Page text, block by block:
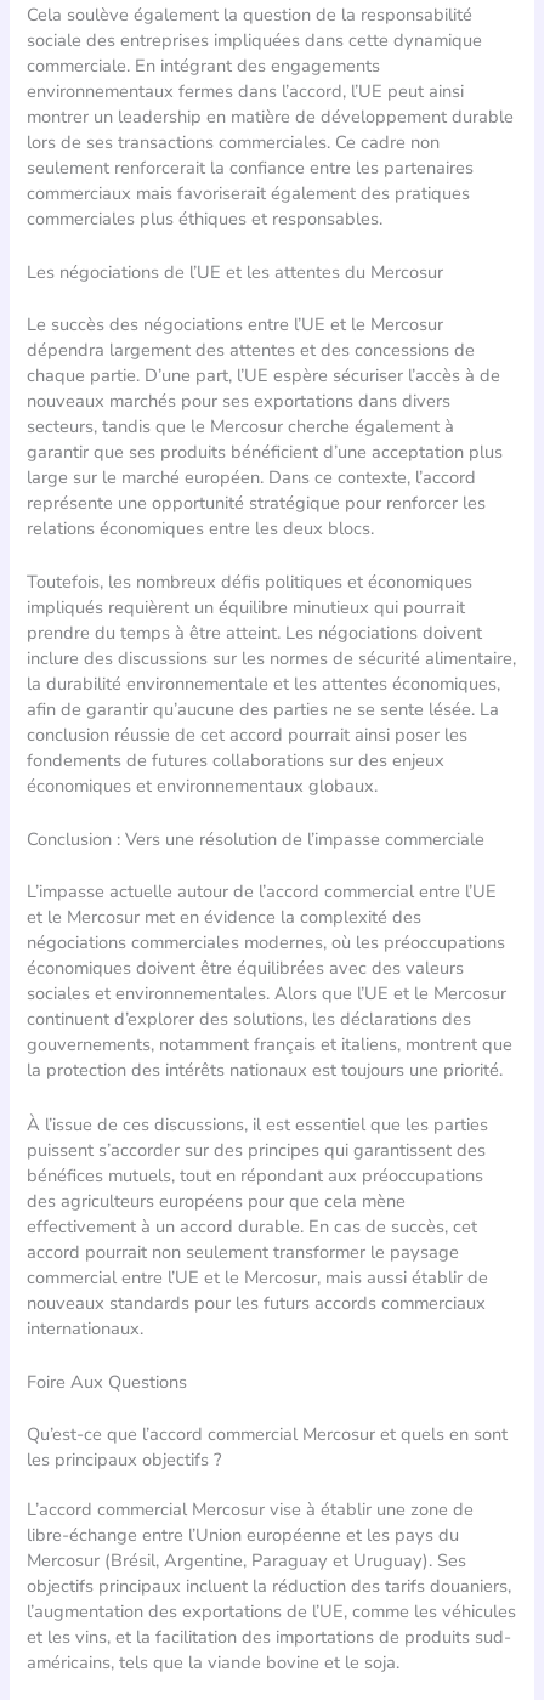
Cela soulève également la question de la responsabilité
sociale des entreprises impliquées dans cette dynamique
commerciale. En intégrant des engagements
environnementaux fermes dans l’accord, l’UE peut ainsi
montrer un leadership en matière de développement durable
lors de ses transactions commerciales. Ce cadre non
seulement renforcerait la confiance entre les partenaires
commerciaux mais favoriserait également des pratiques
commerciales plus éthiques et responsables.
Les négociations de l’UE et les attentes du Mercosur
Le succès des négociations entre l’UE et le Mercosur
dépendra largement des attentes et des concessions de
chaque partie. D’une part, l’UE espère sécuriser l’accès à de
nouveaux marchés pour ses exportations dans divers
secteurs, tandis que le Mercosur cherche également à
garantir que ses produits bénéficient d’une acceptation plus
large sur le marché européen. Dans ce contexte, l’accord
représente une opportunité stratégique pour renforcer les
relations économiques entre les deux blocs.
Toutefois, les nombreux défis politiques et économiques
impliqués requièrent un équilibre minutieux qui pourrait
prendre du temps à être atteint. Les négociations doivent
inclure des discussions sur les normes de sécurité alimentaire,
la durabilité environnementale et les attentes économiques,
afin de garantir qu’aucune des parties ne se sente lésée. La
conclusion réussie de cet accord pourrait ainsi poser les
fondements de futures collaborations sur des enjeux
économiques et environnementaux globaux.
Conclusion : Vers une résolution de l’impasse commerciale
L’impasse actuelle autour de l’accord commercial entre l’UE
et le Mercosur met en évidence la complexité des
négociations commerciales modernes, où les préoccupations
économiques doivent être équilibrées avec des valeurs
sociales et environnementales. Alors que l’UE et le Mercosur
continuent d’explorer des solutions, les déclarations des
gouvernements, notamment français et italiens, montrent que
la protection des intérêts nationaux est toujours une priorité.
À l’issue de ces discussions, il est essentiel que les parties
puissent s’accorder sur des principes qui garantissent des
bénéfices mutuels, tout en répondant aux préoccupations
des agriculteurs européens pour que cela mène
effectivement à un accord durable. En cas de succès, cet
accord pourrait non seulement transformer le paysage
commercial entre l’UE et le Mercosur, mais aussi établir de
nouveaux standards pour les futurs accords commerciaux
internationaux.
Foire Aux Questions
Qu’est-ce que l’accord commercial Mercosur et quels en sont
les principaux objectifs ?
L’accord commercial Mercosur vise à établir une zone de
libre-échange entre l’Union européenne et les pays du
Mercosur (Brésil, Argentine, Paraguay et Uruguay). Ses
objectifs principaux incluent la réduction des tarifs douaniers,
l’augmentation des exportations de l’UE, comme les véhicules
et les vins, et la facilitation des importations de produits sud-
américains, tels que la viande bovine et le soja.